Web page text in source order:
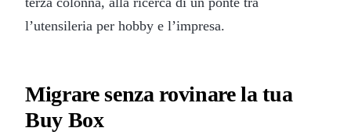
l’utensileria per hobby e l’impresa.
Migrare senza rovinare la tua
Buy Box